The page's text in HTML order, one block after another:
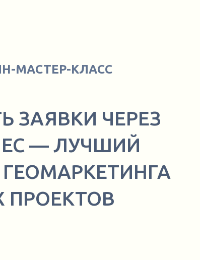
МАСТЕР-КЛАСС
ЗАЯВКИ ЧЕРЕЗ
— ЛУЧШИЙ
ПРОЕКТОВ